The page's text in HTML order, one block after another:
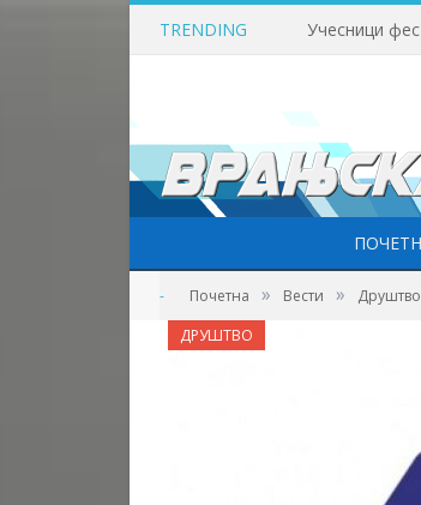
TRENDING Данас је
- Почетна » Вести » Друштво
ДРУШТВО